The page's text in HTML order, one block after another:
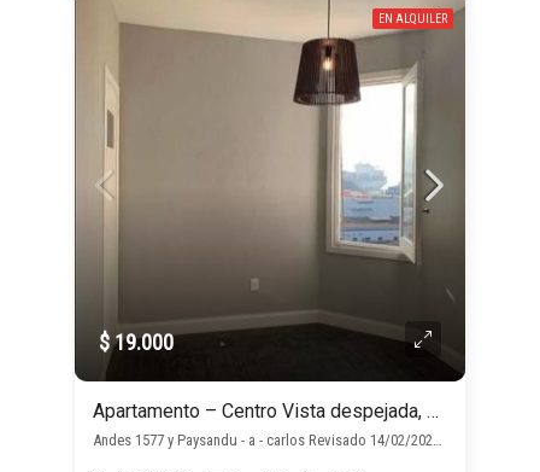
EN ALQUILER
$ 19.000
Apartamento – Centro Vista despejada, Gc: Aprox $4000
Andes 1577 y Paysandu - a - carlos Revisado 14/02/2024, , Montevideo